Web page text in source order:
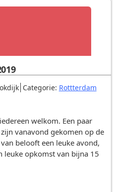
. Categorie: Rottterdam.
welkom. Een paar
vanavond gekomen op de
belooft een leuke avond,
leuke opkomst van bijna 15